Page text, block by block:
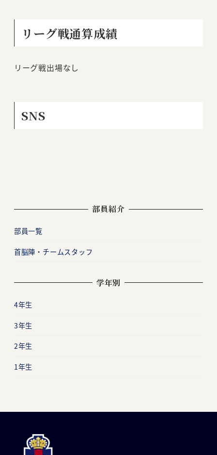
リーグ戦通算成績
リーグ戦出場なし
SNS
部員紹介
部員一覧
首脳陣・チームスタッフ
学年別
4年生
3年生
2年生
1年生